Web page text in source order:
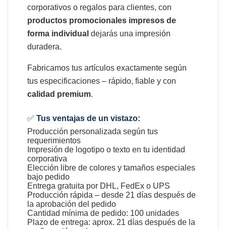
corporativos o regalos para clientes, con
productos promocionales impresos de
forma individual dejarás una impresión
duradera.
Fabricamos tus artículos exactamente según
tus especificaciones – rápido, fiable y con
calidad premium.
✅Tus ventajas de un vistazo:
Producción personalizada según tus
requerimientos
Impresión de logotipo o texto en tu identidad
corporativa
Elección libre de colores y tamaños especiales
bajo pedido
Entrega gratuita por DHL, FedEx o UPS
Producción rápida – desde 21 días después de
la aprobación del pedido
Cantidad mínima de pedido: 100 unidades
Plazo de entrega: aprox. 21 días después de la